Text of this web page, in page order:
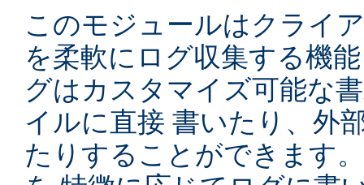
このモジュールはクライ
を柔軟にログ収集する機
グはカスタマイズ可能な
イルに直接 書いたり、外
たりすることができます